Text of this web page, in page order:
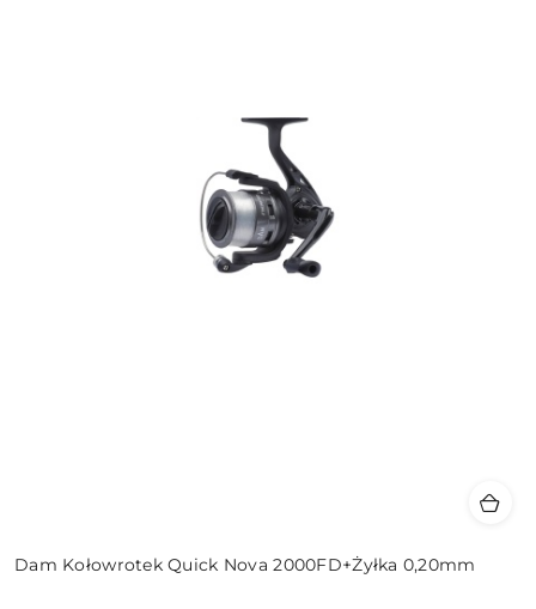
Dam Kołowrotek Quick Nova 2000FD+Żyłka 0,20mm